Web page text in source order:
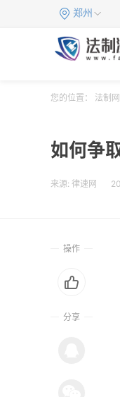
郑州
您的位置： 法制网
如何争
来源: 律速网
操作
分享